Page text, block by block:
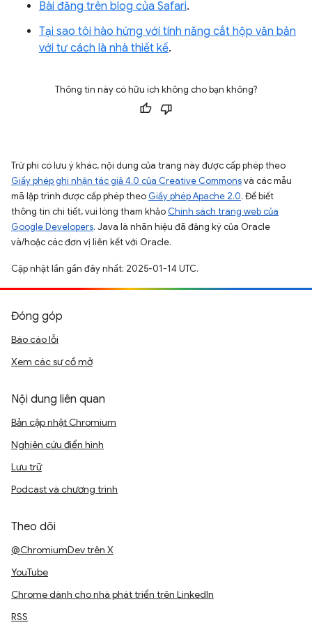
Bài đăng trên blog của Safari.
Tại sao tôi hào hứng với tính năng cắt hộp văn bản
với tư cách là nhà thiết kế.
Thông tin này có hữu ích không cho bạn không?
Trừ phi có lưu ý khác, nội dung của trang này được cấp phép theo
Giấy phép ghi nhận tác giả 4.0 của Creative Commonsvà các mẫu
mã lập trình được cấp phép theo Giấy phép Apache 2.0. Để biết
thông tin chi tiết, vui lòng tham khảo Chính sách trang web của
Google Developers. Java là nhãn hiệu đã đăng ký của Oracle
và/hoặc các đơn vị liên kết với Oracle.
Cập nhật lần gần đây nhất: 2025-01-14 UTC.
Đóng góp
Báo cáo lỗi
Xem các sự cố mở
Nội dung liên quan
Bản cập nhật Chromium
Nghiên cứu điển hình
Lưu trữ
Podcast và chương trình
Theo dõi
@ChromiumDev trên X
YouTube
Chrome dành cho nhà phát triển trên LinkedIn
RSS